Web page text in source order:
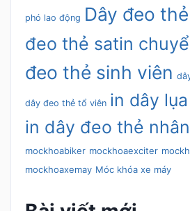
phó lao động Dây đeo
đeo thẻ satin
đeo thẻ sinh viên
dây đeo thẻ tổ viên in dây lụa
in dây đeo thẻ
mockhoabiker mockhoaexciter
mockhoaxemay Móc khóa xe máy